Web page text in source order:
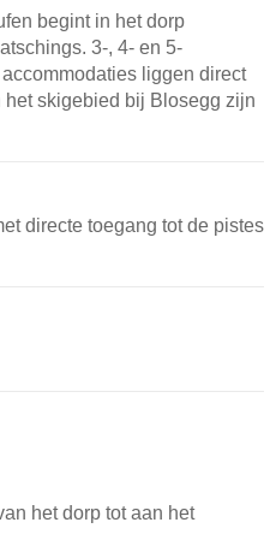
begint in het dorp
3-, 4- en 5-
liggen direct
skigebied bij Blosegg zijn
directe toegang tot de pistes
het dorp tot aan het